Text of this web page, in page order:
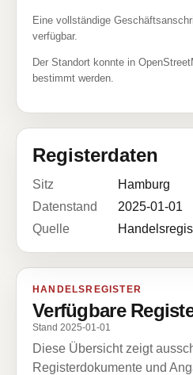
Eine vollständige
verfügbar.
Der Standort konnte in
bestimmt werden.
Registerdaten
Sitz
Hamburg
Datenstand
2025-01-01
Quelle
HANDELSREGISTER
Verfügbare
Stand 2025-01-01
Diese Übersicht zeigt
Registerdokumente und